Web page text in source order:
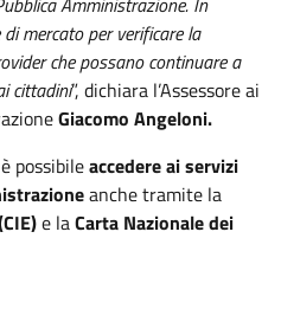
mercato per verificare la
che possano continuare a
cittadini”, dichiara l’Assessore ai
Giacomo Angeloni.
possibileaccedere ai servizi
anche tramite la
e laCarta Nazionale dei